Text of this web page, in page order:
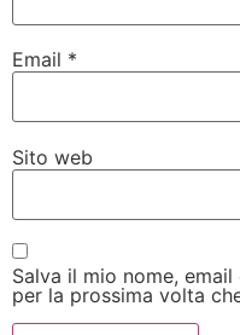
Email *
Sito web
Salva il mio nome,
per la prossima volta